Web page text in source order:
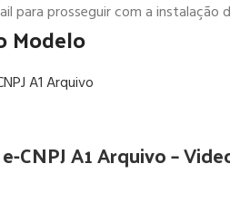
para prosseguir com a
Modelo
CNPJ A1 Arquivo –